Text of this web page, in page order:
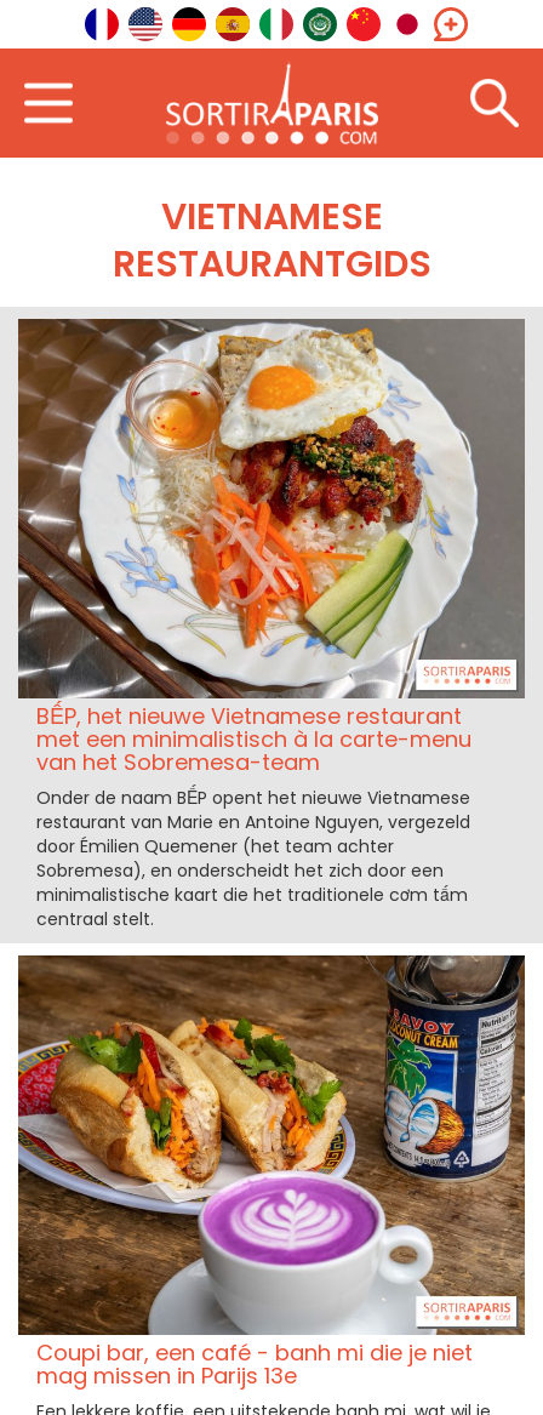
VIETNAMESE
RESTAURANTGIDS
BẾP, het nieuwe Vietnamese restaurant
met een minimalistisch à la carte-menu
van het Sobremesa-team
Onder de naam BẾP opent het nieuwe Vietnamese
restaurant van Marie en Antoine Nguyen, vergezeld
door Émilien Quemener (het team achter
Sobremesa), en onderscheidt het zich door een
minimalistische kaart die het traditionele cơm tấm
centraal stelt.
Coupi bar, een café - banh mi die je niet
mag missen in Parijs 13e